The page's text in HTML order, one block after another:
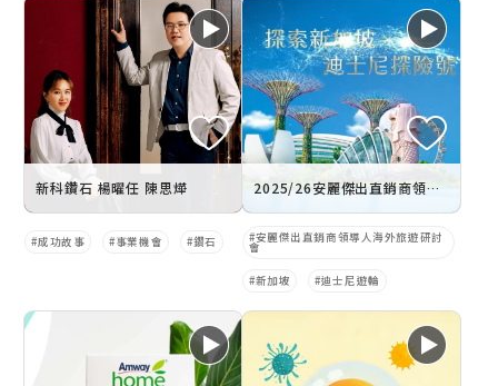
新科鑽石 楊曜任 陳思燁
成功故事 事業機會 鑽石
2025/26安麗傑出直銷商領導人海外旅遊研討會 新加坡 x 迪士尼遊輪
安麗傑出直銷商領導人海外旅遊研討
會
新加坡 迪士尼遊輪